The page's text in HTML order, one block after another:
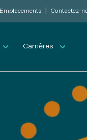
Emplacements Contactez-
Carrières